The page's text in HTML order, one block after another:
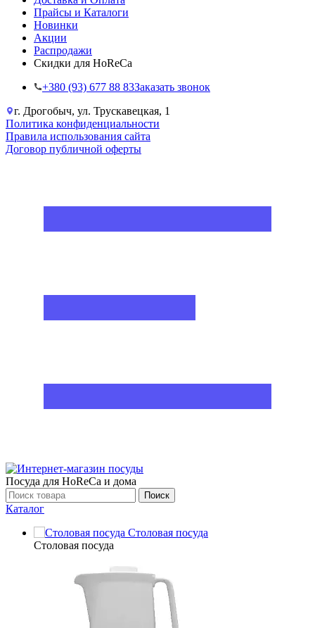
Прайсы и Каталоги
Новинки
Акции
Распродажи
Скидки для HoReCa
+38‎0 (93) 677 88 83Заказать звонок
г. Дрогобыч, ул. Трускавецкая, 1
Политика конфиденциальности
Правила использования сайта
Договор публичной оферты
Посуда для HoReCa и дома
Поиск
Каталог
Столовая посуда
Столовая посуда